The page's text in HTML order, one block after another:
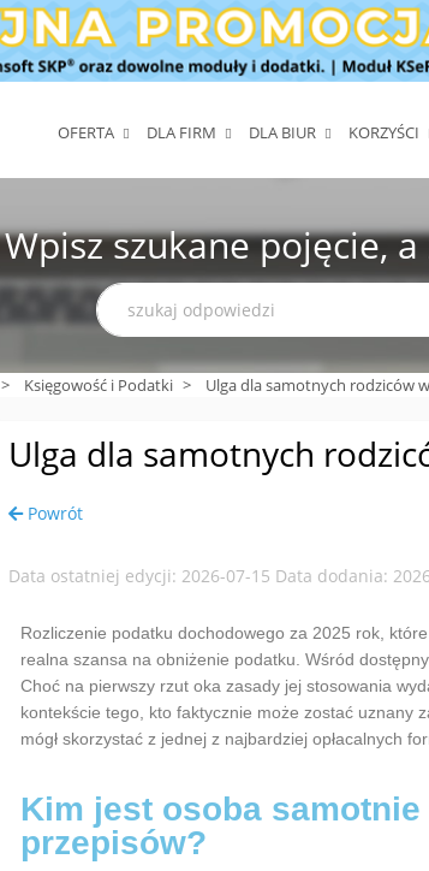
OFERTA DLA FIRM DLA BIUR KORZYŚCI
Wpisz szukane pojęcie,
> Księgowość i Podatki > Ulga dla samotnych rodziców
Ulga dla samotnych
Powrót
Data ostatniej edycji: 2026-07-15 Data dodania:
Rozliczenie podatku dochodowego za 2025 rok,
realna szansa na obniżenie podatku. Wśród
Choć na pierwszy rzut oka zasady jej stosowania
kontekście tego, kto faktycznie może zostać uznany
mógł skorzystać z jednej z najbardziej opłacalnych
Kim jest osoba
przepisów?